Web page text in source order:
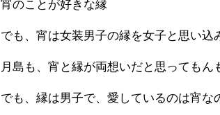
宵のことが好きな縁
でも、宵は女装男子の縁を女子と思い
月島も、宵と縁が両想いだと思ってもん
でも、縁は男子で、愛しているのは宵な